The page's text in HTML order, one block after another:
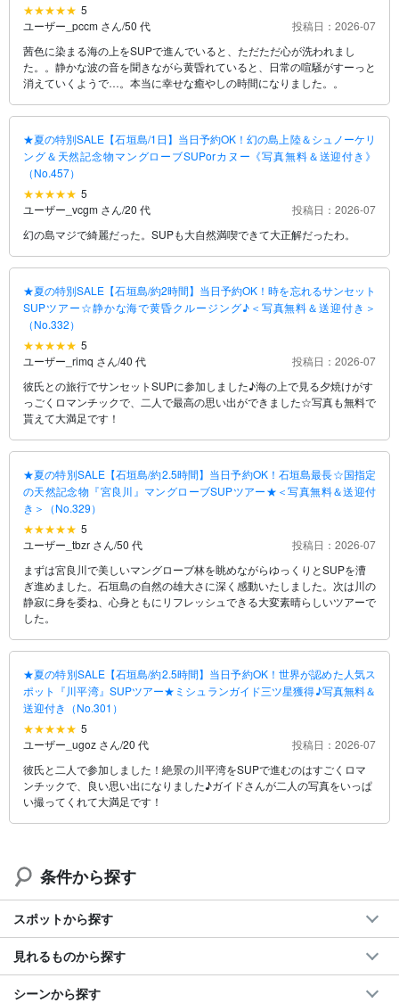
5
ユーザー_pccm さん/50 代
投稿日：2026-07
茜色に染まる海の上をSUPで進んでいると、ただただ心が洗われまし
た。。静かな波の音を聞きながら黄昏れていると、日常の喧騒がすーっと
消えていくようで…。本当に幸せな癒やしの時間になりました。。
★夏の特別SALE【石垣島/1日】当日予約OK！幻の島上陸＆シュノーケリ
ング＆天然記念物マングローブSUPorカヌー《写真無料＆送迎付き》
（No.457）
5
ユーザー_vcgm さん/20 代
投稿日：2026-07
幻の島マジで綺麗だった。SUPも大自然満喫できて大正解だったわ。
★夏の特別SALE【石垣島/約2時間】当日予約OK！時を忘れるサンセット
SUPツアー☆静かな海で黄昏クルージング♪＜写真無料＆送迎付き＞
（No.332）
5
ユーザー_rimq さん/40 代
投稿日：2026-07
彼氏との旅行でサンセットSUPに参加しました♪海の上で見る夕焼けがす
っごくロマンチックで、二人で最高の思い出ができました☆写真も無料で
貰えて大満足です！
★夏の特別SALE【石垣島/約2.5時間】当日予約OK！石垣島最長☆国指定
の天然記念物『宮良川』マングローブSUPツアー★＜写真無料＆送迎付
き＞（No.329）
5
ユーザー_tbzr さん/50 代
投稿日：2026-07
まずは宮良川で美しいマングローブ林を眺めながらゆっくりとSUPを漕
ぎ進めました。石垣島の自然の雄大さに深く感動いたしました。次は川の
静寂に身を委ね、心身ともにリフレッシュできる大変素晴らしいツアーで
した。
★夏の特別SALE【石垣島/約2.5時間】当日予約OK！世界が認めた人気ス
ポット『川平湾』SUPツアー★ミシュランガイド三ツ星獲得♪写真無料＆
送迎付き（No.301）
5
ユーザー_ugoz さん/20 代
投稿日：2026-07
彼氏と二人で参加しました！絶景の川平湾をSUPで進むのはすごくロマ
ンチックで、良い思い出になりました♪ガイドさんが二人の写真をいっぱ
い撮ってくれて大満足です！
条件から探す
スポットから探す
見れるものから探す
シーンから探す